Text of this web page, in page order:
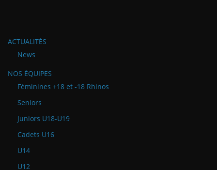
ACTUALITÉS
News
NOS ÉQUIPES
Féminines +18 et -18 Rhinos
Seniors
Juniors U18-U19
Cadets U16
U14
U12